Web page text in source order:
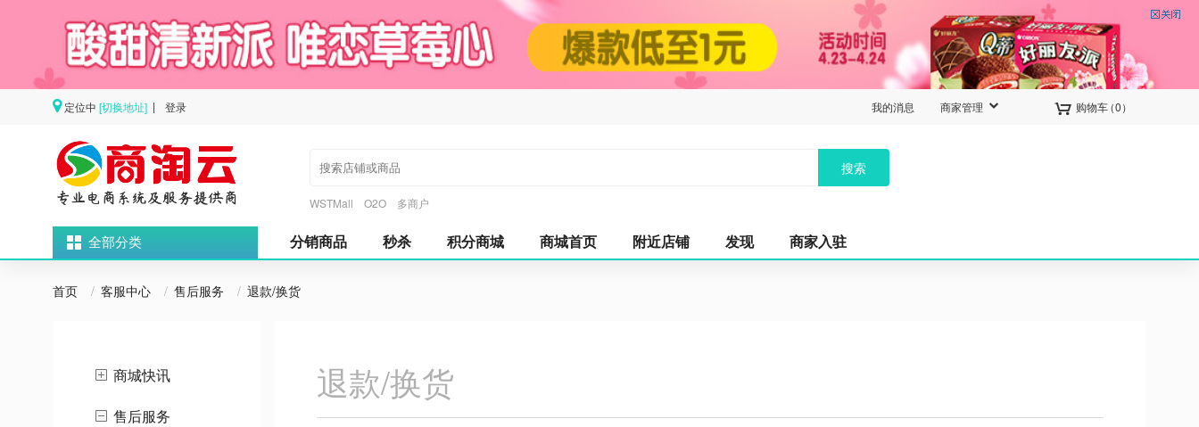
定位中 [切换地址] 登录  购物车（0）
商家管理 
我的消息
搜索
WSTMall O2O 多商户
全部分类 分销商品 秒杀 积分商城 商城首页 附近店铺 发现 商家入驻
首页 / 客服中心 / 售后服务 / 退款/换货
商城快讯
售后服务
退款/换货